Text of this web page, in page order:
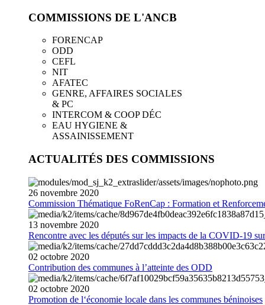
COMMISSIONS DE L'ANCB
FORENCAP
ODD
CEFL
NIT
AFATEC
GENRE, AFFAIRES SOCIALES
& PC
INTERCOM & COOP DÉC
EAU HYGIENE &
ASSAINISSEMENT
ACTUALITÉS DES COMMISSIONS
26 novembre 2020
Commission Thématique FoRenCap : Formation et
13 novembre 2020
Rencontre avec les députés sur les impacts de la COVID-19
02 octobre 2020
Contribution des communes à l’atteinte des ODD
02 octobre 2020
Promotion de l‘économie locale dans les communes béninoises